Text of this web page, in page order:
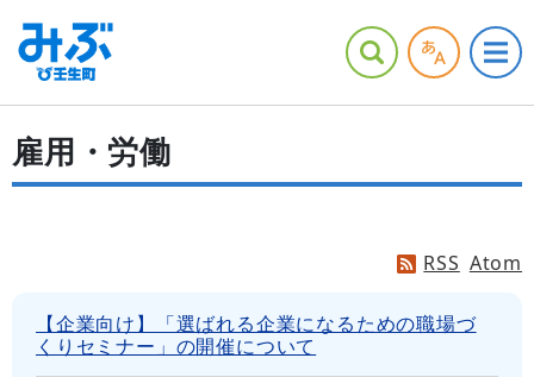
雇用・労働
RSS Atom
【企業向け】「選ばれる企業になるための職場づ
くりセミナー」の開催について